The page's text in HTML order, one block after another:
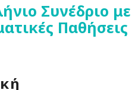
Συνέδριο με
Παθήσεις